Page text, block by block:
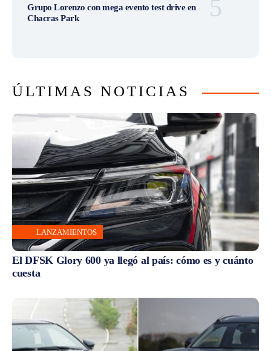
Grupo Lorenzo con mega evento test drive en
Chacras Park
ÚLTIMAS NOTICIAS
LANZAMIENTOS
El DFSK Glory 600 ya llegó al país: cómo es y cuánto
cuesta